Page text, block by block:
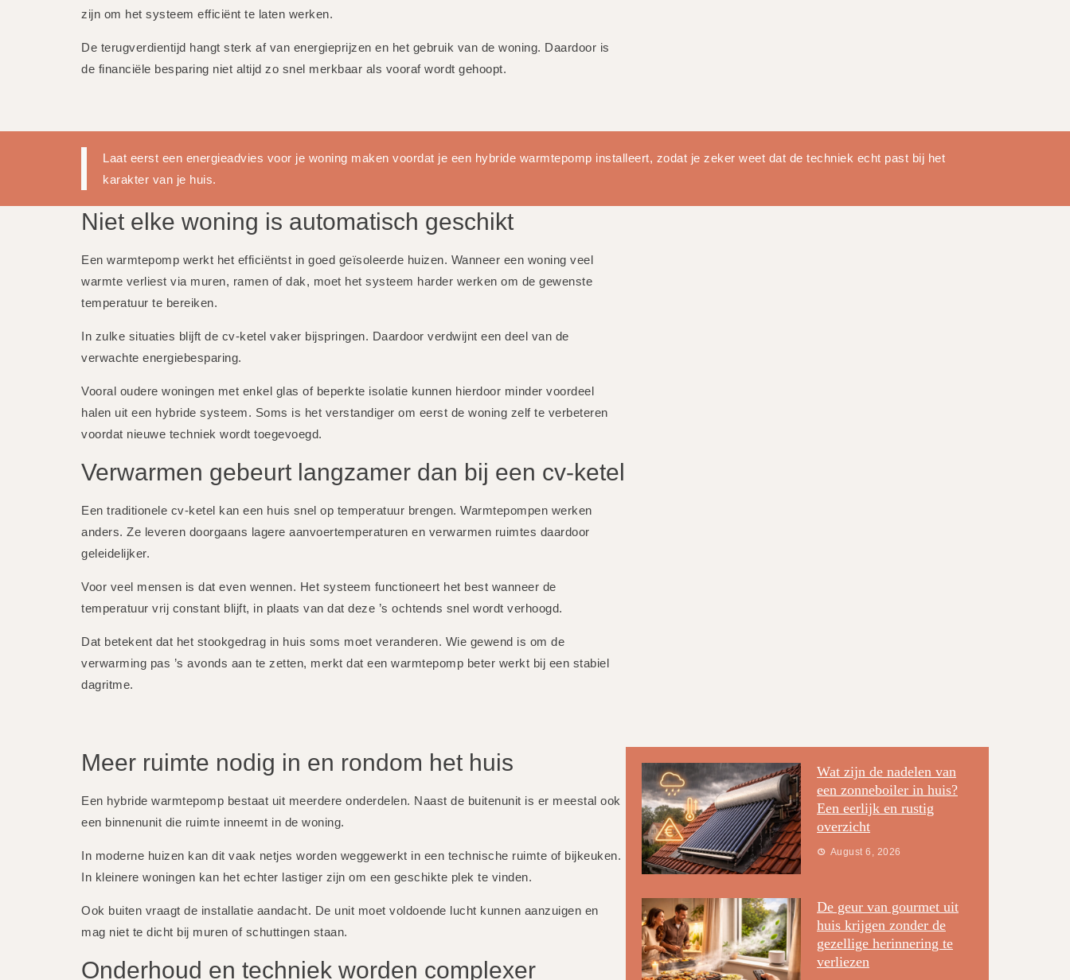
zijn om het systeem efficiënt te laten werken.
De terugverdientijd hangt sterk af van energieprijzen en het gebruik van de woning. Daardoor is
de financiële besparing niet altijd zo snel merkbaar als vooraf wordt gehoopt.
Laat eerst een energieadvies voor je woning maken voordat je een hybride warmtepomp installeert, zodat je zeker weet dat de techniek echt past bij het
karakter van je huis.
Niet elke woning is automatisch geschikt
Een warmtepomp werkt het efficiëntst in goed geïsoleerde huizen. Wanneer een woning veel
warmte verliest via muren, ramen of dak, moet het systeem harder werken om de gewenste
temperatuur te bereiken.
In zulke situaties blijft de cv-ketel vaker bijspringen. Daardoor verdwijnt een deel van de
verwachte energiebesparing.
Vooral oudere woningen met enkel glas of beperkte isolatie kunnen hierdoor minder voordeel
halen uit een hybride systeem. Soms is het verstandiger om eerst de woning zelf te verbeteren
voordat nieuwe techniek wordt toegevoegd.
Verwarmen gebeurt langzamer dan bij een cv-ketel
Een traditionele cv-ketel kan een huis snel op temperatuur brengen. Warmtepompen werken
anders. Ze leveren doorgaans lagere aanvoertemperaturen en verwarmen ruimtes daardoor
geleidelijker.
Voor veel mensen is dat even wennen. Het systeem functioneert het best wanneer de
temperatuur vrij constant blijft, in plaats van dat deze ’s ochtends snel wordt verhoogd.
Dat betekent dat het stookgedrag in huis soms moet veranderen. Wie gewend is om de
verwarming pas ’s avonds aan te zetten, merkt dat een warmtepomp beter werkt bij een stabiel
dagritme.
Meer ruimte nodig in en rondom het huis
Een hybride warmtepomp bestaat uit meerdere onderdelen. Naast de buitenunit is er meestal ook
een binnenunit die ruimte inneemt in de woning.
In moderne huizen kan dit vaak netjes worden weggewerkt in een technische ruimte of bijkeuken.
In kleinere woningen kan het echter lastiger zijn om een geschikte plek te vinden.
Ook buiten vraagt de installatie aandacht. De unit moet voldoende lucht kunnen aanzuigen en
mag niet te dicht bij muren of schuttingen staan.
Onderhoud en techniek worden complexer
Wat zijn de nadelen van
een zonneboiler in huis?
Een eerlijk en rustig
overzicht
August 6, 2026
De geur van gourmet uit
huis krijgen zonder de
gezellige herinnering te
verliezen